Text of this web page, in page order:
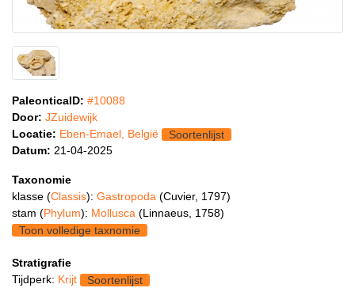
PaleonticaID: #10088
Door: JZuidewijk
Locatie: Eben-Emael, België
Soortenlijst
Datum: 21-04-2025
Taxonomie
klasse (Classis): Gastropoda (Cuvier, 1797)
stam (Phylum): Mollusca (Linnaeus, 1758)
Toon volledige taxnomie
Stratigrafie
Tijdperk: Krijt
Soortenlijst